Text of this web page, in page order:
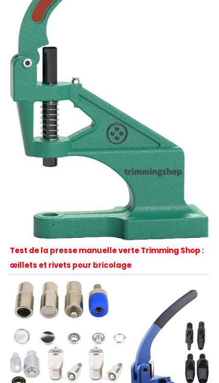
Test de la presse manuelle verte Trimming Shop :
œillets et rivets pour bricolage